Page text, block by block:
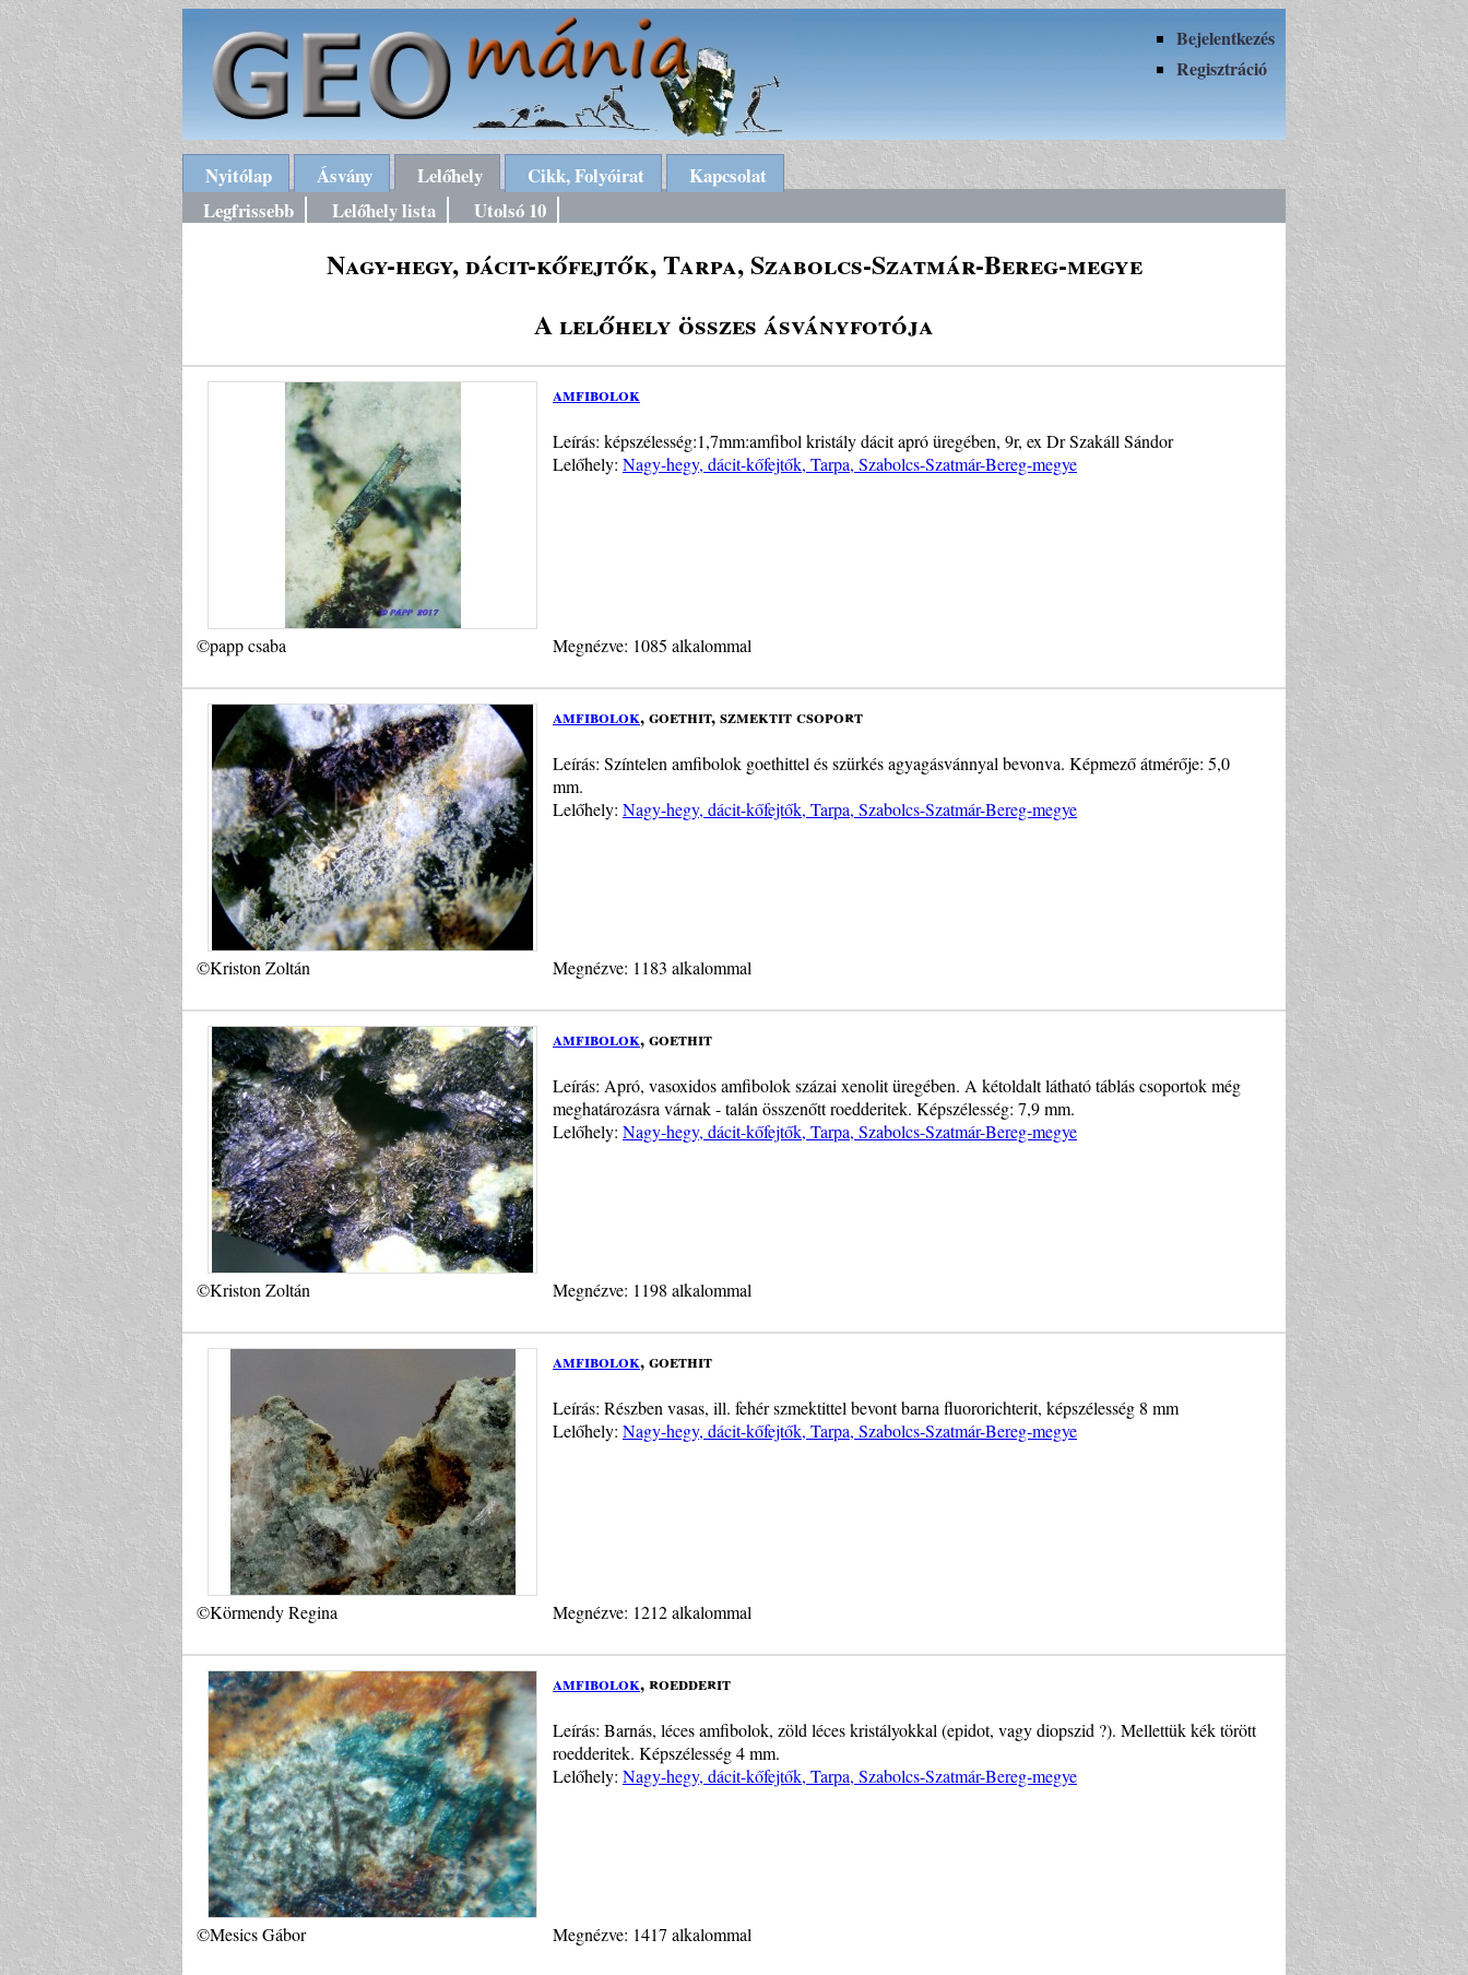
Bejelentkezés
Regisztráció
Nyitólap Ásvány Lelőhely Cikk, Folyóirat
Kapcsolat
Legfrissebb
Lelőhely lista Utolsó 10
Nagy-hegy, dácit-kőfejtők, Tarpa, Szabolcs-Szatmár-Bereg-megye
A lelőhely összes ásványfotója
amfibolok
Leírás: képszélesség:1,7mm:amfibol kristály dácit apró üregében, 9r, ex Dr Szakáll Sándor
Lelőhely: Nagy-hegy, dácit-kőfejtők, Tarpa, Szabolcs-Szatmár-Bereg-megye
©papp csaba Megnézve: 1085 alkalommal
amfibolok, goethit, szmektit csoport
Leírás: Színtelen amfibolok goethittel és szürkés agyagásvánnyal bevonva. Képmező átmérője: 5,0
mm.
Lelőhely: Nagy-hegy, dácit-kőfejtők, Tarpa, Szabolcs-Szatmár-Bereg-megye
©Kriston Zoltán Megnézve: 1183 alkalommal
amfibolok, goethit
Leírás: Apró, vasoxidos amfibolok százai xenolit üregében. A kétoldalt látható táblás csoportok még
meghatározásra várnak - talán összenőtt roedderitek. Képszélesség: 7,9 mm.
Lelőhely: Nagy-hegy, dácit-kőfejtők, Tarpa, Szabolcs-Szatmár-Bereg-megye
©Kriston Zoltán Megnézve: 1198 alkalommal
amfibolok, goethit
Leírás: Részben vasas, ill. fehér szmektittel bevont barna fluororichterit, képszélesség 8 mm
Lelőhely: Nagy-hegy, dácit-kőfejtők, Tarpa, Szabolcs-Szatmár-Bereg-megye
©Körmendy Regina Megnézve: 1212 alkalommal
amfibolok, roedderit
Leírás: Barnás, léces amfibolok, zöld léces kristályokkal (epidot, vagy diopszid ?). Mellettük kék törött
roedderitek. Képszélesség 4 mm.
Lelőhely: Nagy-hegy, dácit-kőfejtők, Tarpa, Szabolcs-Szatmár-Bereg-megye
©Mesics Gábor Megnézve: 1417 alkalommal